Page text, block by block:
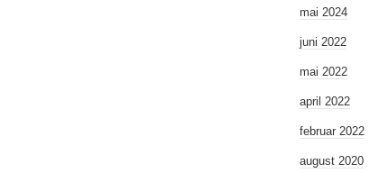
mai 2024
juni 2022
mai 2022
april 2022
februar 2022
august 2020